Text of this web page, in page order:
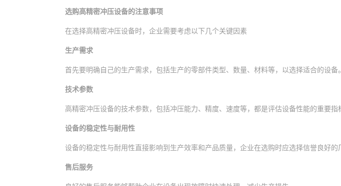
选购高精密冲压设备的注意事项
在选择高精密冲压设备时，企业需要考虑以下几个关键因素
生产需求
首先要明确自己的生产需求，包括生产的零部件类型、数量、材料等，以选择适合的设备。
技术参数
高精密冲压设备的技术参数，包括冲压能力、精度、速度等，都是评估设备性能的重要指
设备的稳定性与耐用性
设备的稳定性与耐用性直接影响到生产效率和产品质量，企业在选购时应选择信誉良好的
售后服务